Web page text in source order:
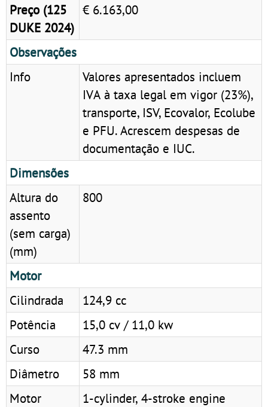
Preço (125
DUKE 2024)
€ 6.163,00
Observações
Info
Valores apresentados incluem
IVA à taxa legal em vigor (23%),
transporte, ISV, Ecovalor, Ecolube
e PFU. Acrescem despesas de
documentação e IUC.
Dimensões
Altura do
assento
(sem carga)
(mm)
800
Motor
Cilindrada
124,9 cc
Potência
15,0 cv / 11,0 kw
Curso
47.3 mm
Diâmetro
58 mm
Motor
1-cylinder, 4-stroke engine